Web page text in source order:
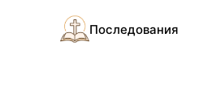
Последования